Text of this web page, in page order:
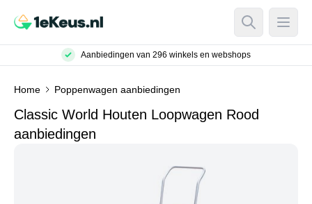
Open Open
Aanbiedingen van 296 winkels en webshops
Home Poppenwagen aanbiedingen
Classic World Houten Loopwagen Rood
aanbiedingen